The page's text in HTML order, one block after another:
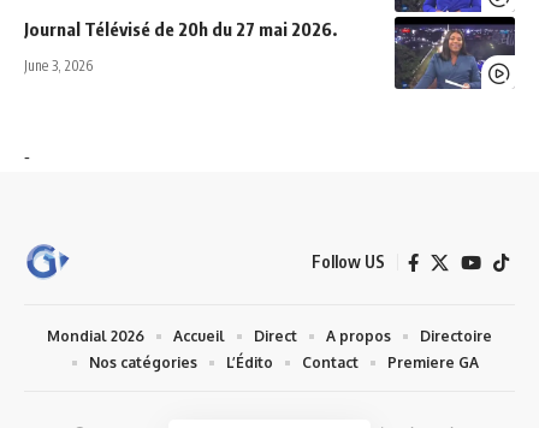
Journal Télévisé de 20h du 27 mai 2026.
June 3, 2026
-
Follow US
Mondial 2026 Accueil Direct A propos
Directoire
Nos catégories
L’Édito Contact Premiere GA